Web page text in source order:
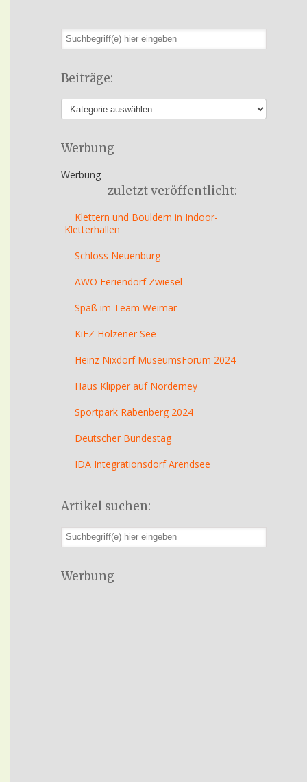
Beiträge:
Werbung
Werbung
zuletzt veröffentlicht:
Klettern und Bouldern in Indoor-
Kletterhallen
Schloss Neuenburg
AWO Feriendorf Zwiesel
Spaß im Team Weimar
KiEZ Hölzener See
Heinz Nixdorf MuseumsForum 2024
Haus Klipper auf Norderney
Sportpark Rabenberg 2024
Deutscher Bundestag
IDA Integrationsdorf Arendsee
Artikel suchen:
Werbung